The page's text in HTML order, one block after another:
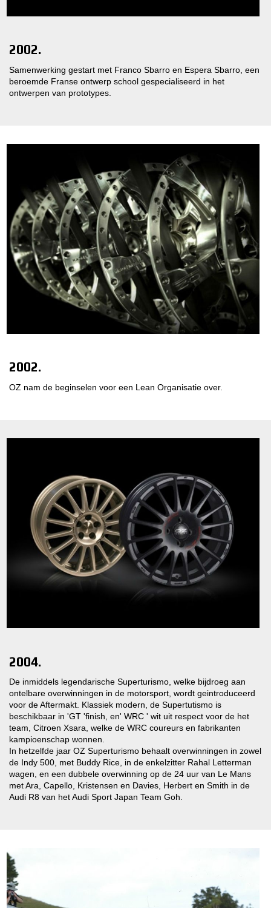
2002.
Samenwerking gestart met Franco Sbarro en Espera Sbarro, een
beroemde Franse ontwerp school gespecialiseerd in het
ontwerpen van prototypes.
2002.
OZ nam de beginselen voor een Lean Organisatie over.
2004.
De inmiddels legendarische Superturismo, welke bijdroeg aan
ontelbare overwinningen in de motorsport, wordt geintroduceerd
voor de Aftermakt. Klassiek modern, de Supertutismo is
beschikbaar in 'GT 'finish, en' WRC ' wit uit respect voor de het
team, Citroen Xsara, welke de WRC coureurs en fabrikanten
kampioenschap wonnen.
In hetzelfde jaar OZ Superturismo behaalt overwinningen in zowel
de Indy 500, met Buddy Rice, in de enkelzitter Rahal Letterman
wagen, en een dubbele overwinning op de 24 uur van Le Mans
met Ara, Capello, Kristensen en Davies, Herbert en Smith in de
Audi R8 van het Audi Sport Japan Team Goh.